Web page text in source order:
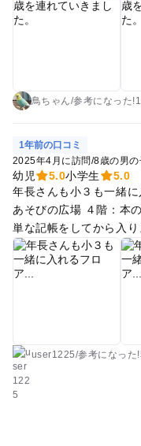
ルプールetc ボルダリン
のもあれば、小さな滑
ズラリ、児童書もズラ
しで大人一人でも楽し
場所、椅子に座っての
ぴったりの綺麗で大きな児童図書
の離乳食なども食べさ
ートもあり、出かける
にできてほしい施設ナ
の近くにできて欲しい
鳥ちゃん/参考に なった!
1年前の口コミ
2025年4月に訪問/8歳の男の
幼児 5.0小学生
5.0
年長さんも小３も一緒
あそびの広場 ４階：本
単な記帳をしてから入
好印象でした。 子ども
の、柏駅前での買い物
そう。 ４階には小スペ
user1225/参考に なった!